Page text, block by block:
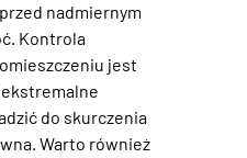
przed nadmiernym
Kontrola
jest
do skurczenia
Warto również